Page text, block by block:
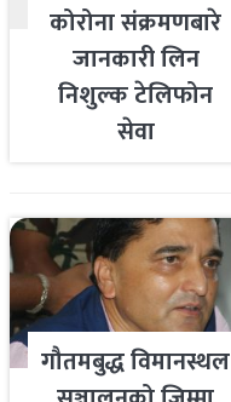
कोरोना संक्रमणबारे
जानकारी लिन
निशुल्क टेलिफोन
सेवा
गौतमबुद्ध विमानस्थल